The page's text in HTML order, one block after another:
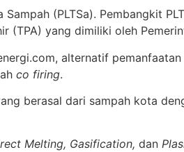
(PLTSa). Pembangkit
yang dimiliki oleh
alternatif
co firing.
berasal dari sampah kota
Melting, Gasification, dan